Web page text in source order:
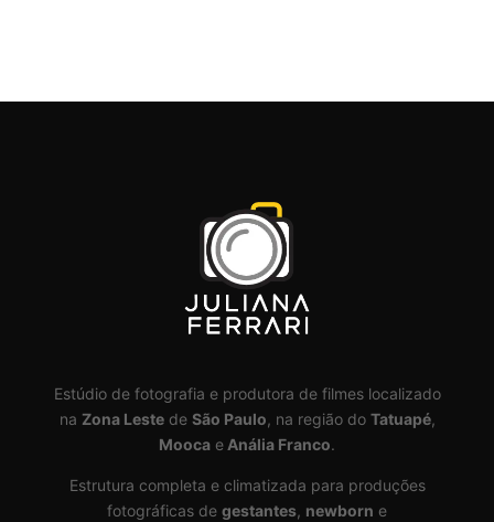
Estúdio de fotografia e produtora de filmes localizado
na Zona Lestede São Paulo, na região do Tatuapé,
Mooca e Anália Franco.
Estrutura completa e climatizada para produções
fotográficas de gestantes, newborn e